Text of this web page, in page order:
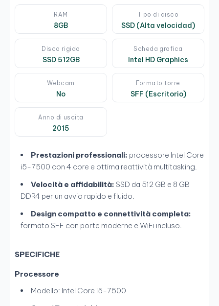
RAM
8GB
Tipo di disco
SSD (Alta velocidad)
Disco rigido
SSD 512GB
Scheda grafica
Intel HD Graphics
Webcam
No
Formato torre
SFF (Escritorio)
Anno di uscita
2015
Prestazioni professionali: processore Intel Core
i5-7500 con 4 core e ottima reattività multitasking.
Velocità e affidabilità: SSD da 512 GB e 8 GB
DDR4 per un avvio rapido e fluido.
Design compatto e connettività completa:
formato SFF con porte moderne e WiFi incluso.
SPECIFICHE
Processore
Modello: Intel Core i5-7500